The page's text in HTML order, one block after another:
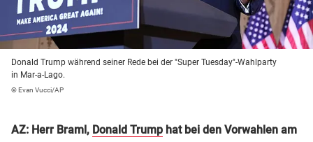
Donald Trump während seiner Rede bei der "Super Tuesday"-Wahlparty
in Mar-a-Lago.
© Evan Vucci/AP
AZ: Herr Braml, Donald Trump hat bei den Vorwahlen am